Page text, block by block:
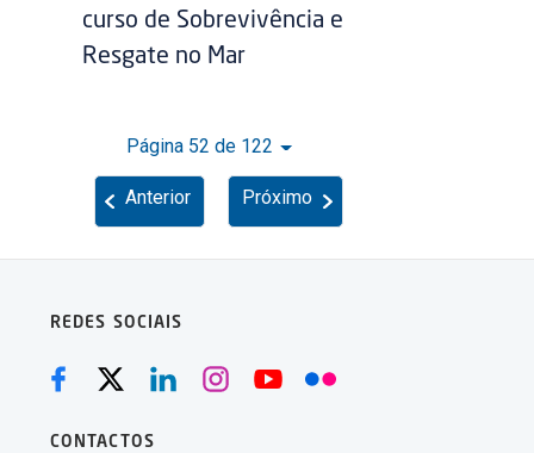
curso de Sobrevivência e
Resgate no Mar
Página 52 de 122
Anterior Próximo
REDES SOCIAIS
CONTACTOS